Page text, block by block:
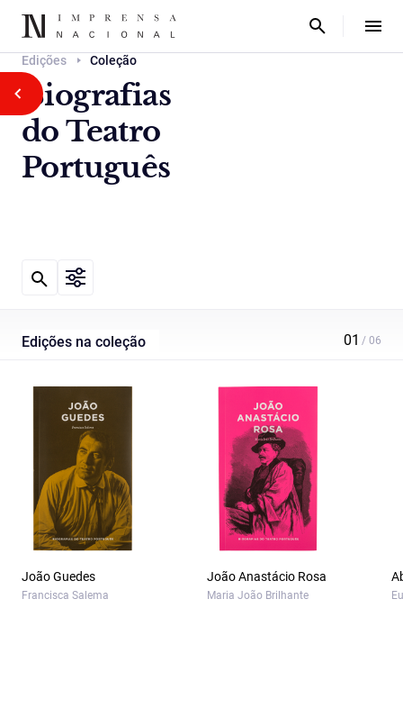
Edições Coleção
Biografias
do Teatro
Português
Edições na coleção
João Guedes
Francisca Salema
João Anastácio Rosa
Maria João Brilhante